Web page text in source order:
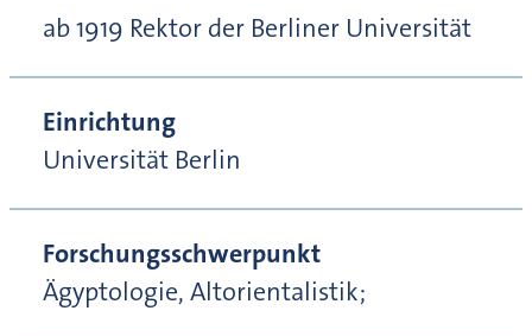
ab 1919 Rektor der Berliner Universität
Einrichtung
Universität Berlin
Forschungsschwerpunkt
Ägyptologie, Altorientalistik;